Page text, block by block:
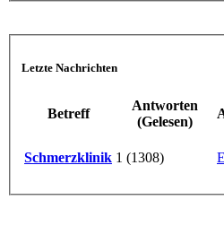
Letzte Nachrichten
Betreff
Antworten
(Gelesen)
Schmerzklinik 1 (1308)